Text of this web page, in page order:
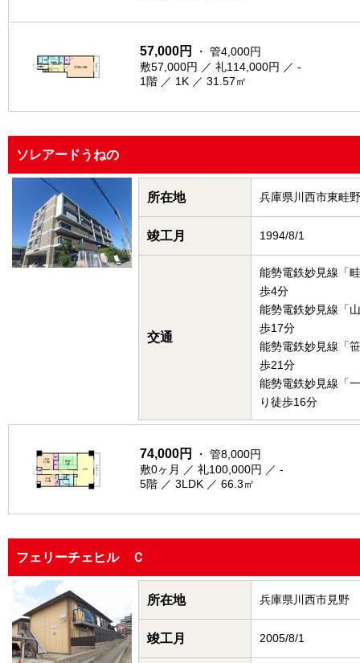
57,000円
・ 管4,000円
敷57,000円 ／ 礼114,000円 ／ -
1階 ／ 1K ／ 31.57㎡
ソレアードうねの
所在地 兵庫県川西市東畦野
竣工月 1994/8/1
交通
能勢電鉄妙見線「
歩4分
能勢電鉄妙見線「
歩17分
能勢電鉄妙見線「
歩21分
能勢電鉄妙見線「
り徒歩16分
74,000円
・ 管8,000円
敷0ヶ月 ／ 礼100,000円 ／ -
5階 ／ 3LDK ／ 66.3㎡
フェリーチェヒル Ｃ
所在地 兵庫県川西市見野
竣工月 2005/8/1